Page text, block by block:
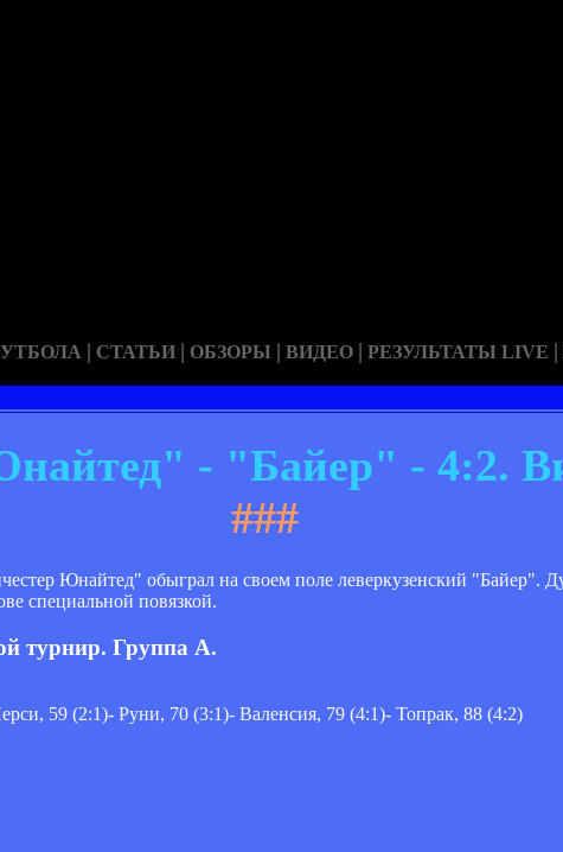
| СТАТЬИ | ОБЗОРЫ | ВИДЕО | РЕЗУЛЬТАТЫ LIVE |
- "Байер" - 4:2.
###
Юнайтед" обыграл на своем поле леверкузенский "Байер".
специальной повязкой.
турнир. Группа A.
59 (2:1)- Руни, 70 (3:1)- Валенсия, 79 (4:1)- Топрак, 88 (4:2)